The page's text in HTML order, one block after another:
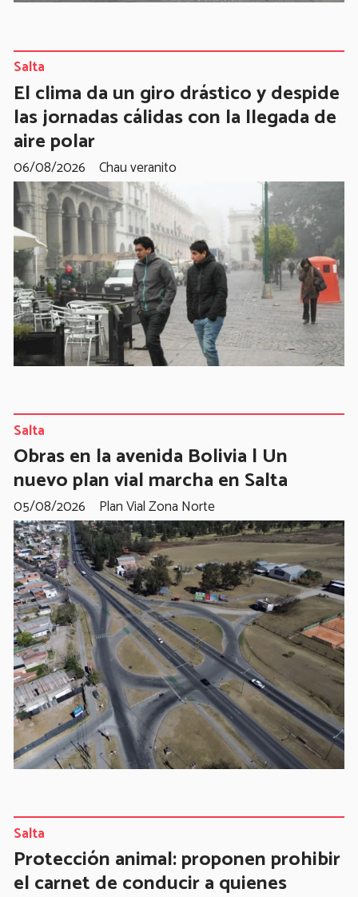
El clima da un giro drástico y despide
las jornadas cálidas con la llegada de
aire polar
Chau veranito
Salta
06/08/2026
Obras en la avenida Bolivia | Un
nuevo plan vial marcha en Salta
Plan Vial Zona Norte
Salta
05/08/2026
Protección animal: proponen prohibir
el carnet de conducir a quienes
Salta